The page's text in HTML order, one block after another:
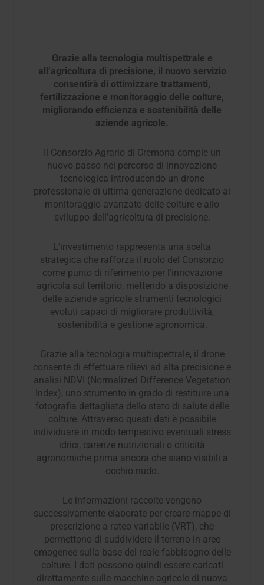
Grazie alla tecnologia multispettrale e
all’agricoltura di precisione, il nuovo servizio
consentirà di ottimizzare trattamenti,
fertilizzazione e monitoraggio delle colture,
migliorando efficienza e sostenibilità delle
aziende agricole.
Il Consorzio Agrario di Cremona compie un
nuovo passo nel percorso di innovazione
tecnologica introducendo un drone
professionale di ultima generazione dedicato al
monitoraggio avanzato delle colture e allo
sviluppo dell’agricoltura di precisione.
L’investimento rappresenta una scelta
strategica che rafforza il ruolo del Consorzio
come punto di riferimento per l’innovazione
agricola sul territorio, mettendo a disposizione
delle aziende agricole strumenti tecnologici
evoluti capaci di migliorare produttività,
sostenibilità e gestione agronomica.
Grazie alla tecnologia multispettrale, il drone
consente di effettuare rilievi ad alta precisione e
analisi NDVI (Normalized Difference Vegetation
Index), uno strumento in grado di restituire una
fotografia dettagliata dello stato di salute delle
colture. Attraverso questi dati è possibile
individuare in modo tempestivo eventuali stress
idrici, carenze nutrizionali o criticità
agronomiche prima ancora che siano visibili a
occhio nudo.
Le informazioni raccolte vengono
successivamente elaborate per creare mappe di
prescrizione a rateo variabile (VRT), che
permettono di suddividere il terreno in aree
omogenee sulla base del reale fabbisogno delle
colture. I dati possono quindi essere caricati
direttamente sulle macchine agricole di nuova